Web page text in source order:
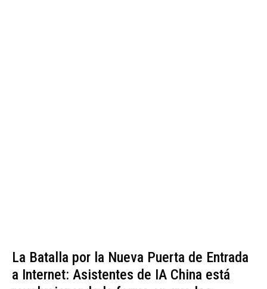
La Batalla por la Nueva Puerta de Entrada
a Internet: Asistentes de IA China está